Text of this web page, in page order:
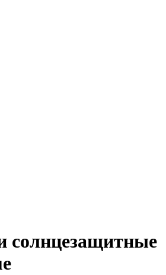
солнцезащитные